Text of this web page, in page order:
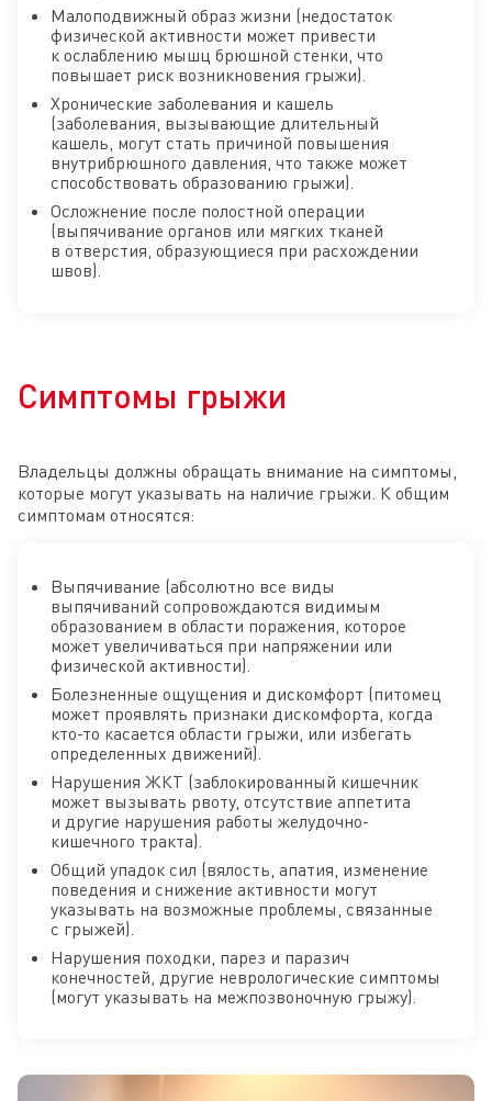
Малоподвижный образ жизни (недостаток
физической активности может привести
к ослаблению мышц брюшной стенки, что
повышает риск возникновения грыжи).
Хронические заболевания и кашель
(заболевания, вызывающие длительный
кашель, могут стать причиной повышения
внутрибрюшного давления, что также может
способствовать образованию грыжи).
Осложнение после полостной операции
(выпячивание органов или мягких тканей
в отверстия, образующиеся при расхождении
швов).
Симптомы грыжи
Владельцы должны обращать внимание на симптомы,
которые могут указывать на наличие грыжи. К общим
симптомам относятся:
Выпячивание (абсолютно все виды
выпячиваний сопровождаются видимым
образованием в области поражения, которое
может увеличиваться при напряжении или
физической активности).
Болезненные ощущения и дискомфорт (питомец
может проявлять признаки дискомфорта, когда
кто-то касается области грыжи, или избегать
определенных движений).
Нарушения ЖКТ (заблокированный кишечник
может вызывать рвоту, отсутствие аппетита
и другие нарушения работы желудочно-
кишечного тракта).
Общий упадок сил (вялость, апатия, изменение
поведения и снижение активности могут
указывать на возможные проблемы, связанные
с грыжей).
Нарушения походки, парез и паразич
конечностей, другие неврологические симптомы
(могут указывать на межпозвоночную грыжу).